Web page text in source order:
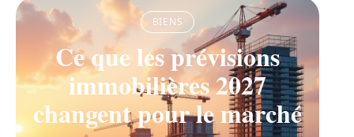
BIENS
Ce que les prévisions
immobilières 2027
changent pour le marché